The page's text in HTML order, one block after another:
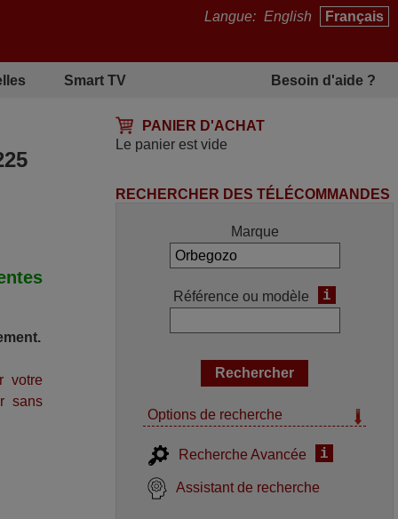
Langue: English Français
Smart TV Besoin d'aide ?
PANIER D'ACHAT
Le panier est vide
votre
sans
RECHERCHER DES TÉLÉCOMMANDES
Marque
Référence ou modèle i
Options de recherche
Recherche Avancée i
Assistant de recherche